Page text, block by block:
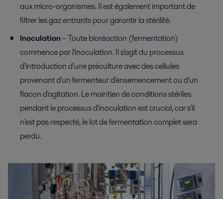
aux micro-organismes. Il est également important de
filtrer les gaz entrants pour garantir la stérilité.
Inoculation– Toute bioréaction (fermentation)
commence par l'inoculation. Il s'agit du processus
d'introduction d'une préculture avec des cellules
provenant d'un fermenteur d'ensemencement ou d'un
flacon d'agitation. Le maintien de conditions stériles
pendant le processus d'inoculation est crucial, car s'il
n'est pas respecté, le lot de fermentation complet sera
perdu.